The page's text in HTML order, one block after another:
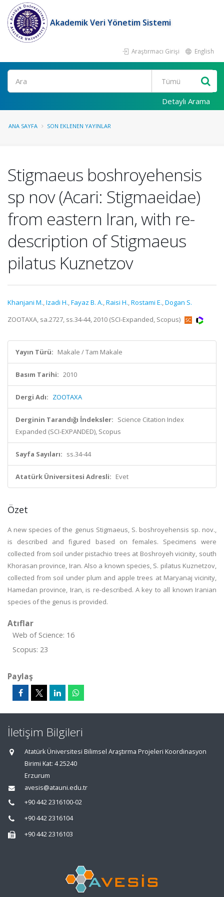
Akademik Veri Yönetim Sistemi
Araştırmacı Girişi English
Ara
Detaylı Arama
ANA SAYFA SON EKLENEN YAYINLAR
Stigmaeus boshroyehensis
sp nov (Acari: Stigmaeidae)
from eastern Iran, with re-
description of Stigmaeus
pilatus Kuznetzov
Khanjani M.,Izadi H.,Fayaz B. A.,Raisi H.,Rostami E.,Dogan S.
ZOOTAXA, sa.2727, ss.34-44, 2010 (SCI-Expanded, Scopus)
Yayın Türü: Makale / Tam Makale
Basım Tarihi: 2010
Dergi Adı: ZOOTAXA
Derginin Tarandığı İndeksler: Science Citation Index
Expanded (SCI-EXPANDED), Scopus
Sayfa Sayıları: ss.34-44
Atatürk Üniversitesi Adresli: Evet
Özet
A new species of the genus Stigmaeus, S. boshroyehensis sp. nov.,
is described and figured based on females. Specimens were
collected from soil under pistachio trees at Boshroyeh vicinity, south
Khorasan province, Iran. Also a known species, S. pilatus Kuznetzov,
collected from soil under plum and apple trees at Maryanaj vicinity,
Hamedan province, Iran, is re-described. A key to all known Iranian
species of the genus is provided.
Atıflar
Web of Science: 16
Scopus: 23
Paylaş
İletişim Bilgileri
Atatürk Üniversitesi Bilimsel Araştırma Projeleri Koordinasyon
Birimi Kat: 4 25240
Erzurum
avesis@atauni.edu.tr
+90 442 2316100-02
+90 442 2316104
+90 442 2316103